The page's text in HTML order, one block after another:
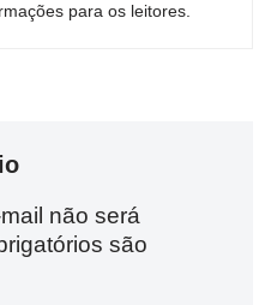
para os leitores.
não será
são